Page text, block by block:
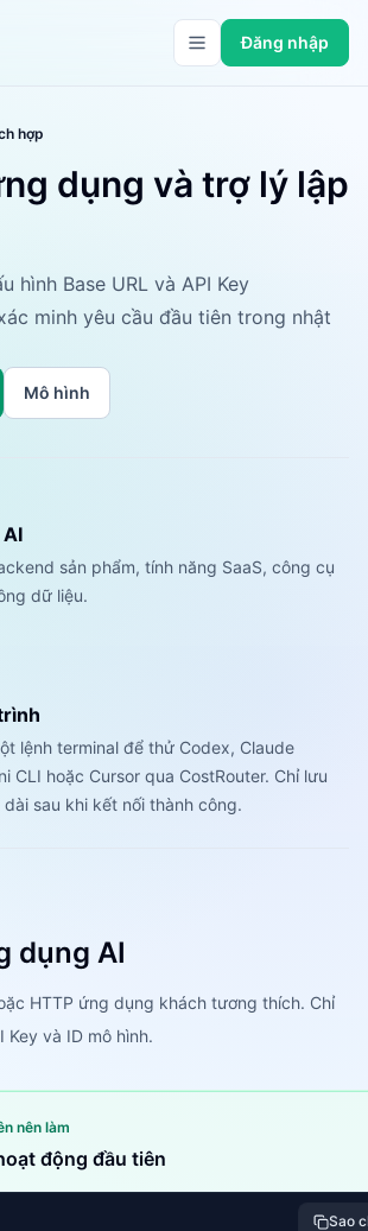
Đăng nhập
hợp
dụng và trợ lý lập
hình Base URL và API Key
minh yêu cầu đầu tiên trong nhật
Mô hình
sản phẩm, tính năng SaaS, công cụ
dữ liệu.
lệnh terminal để thử Codex, Claude
CLI hoặc Cursor qua CostRouter. Chỉ lưu
dài sau khi kết nối thành công.
dụng AI
HTTP ứng dụng khách tương thích. Chỉ
Key và ID mô hình.
nên làm
động đầu tiên
Sao